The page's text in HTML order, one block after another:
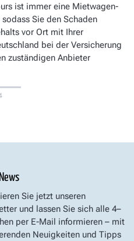
ist immer eine Mietwagen-
Sie den Schaden
vor Ort mit Ihrer
bei der Versicherung
zuständigen Anbieter
Sie jetzt unseren
und lassen Sie sich alle 4–
per E-Mail informieren – mit
Neuigkeiten und Tipps